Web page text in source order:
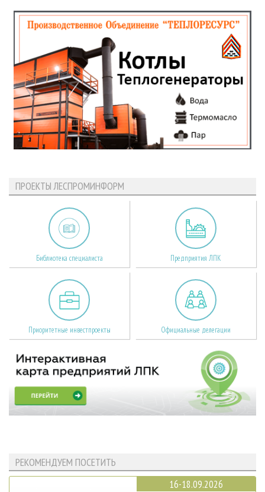
ПРОЕКТЫ ЛЕСПРОМИНФОРМ
Библиотека специалиста Предприятия ЛПК
Приоритетные инвестпроекты Официальные делегации
РЕКОМЕНДУЕМ ПОСЕТИТЬ
16-18.09.2026